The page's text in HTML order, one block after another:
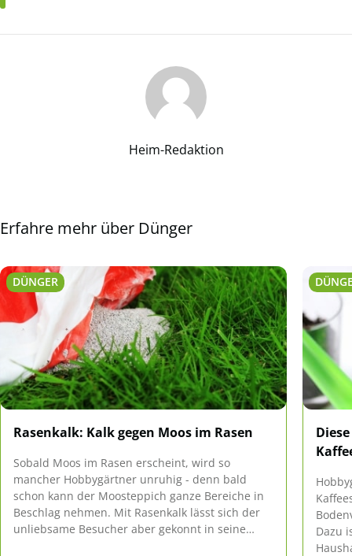
Heim-Redaktion
Erfahre mehr über Dünger
DÜNGER
Rasenkalk: Kalk gegen Moos im Rasen
Sobald Moos im Rasen erscheint, wird so
mancher Hobbygärtner unruhig - denn bald
schon kann der Moosteppich ganze Bereiche in
Beschlag nehmen. Mit Rasenkalk lässt sich der
unliebsame Besucher aber gekonnt in seine
Dazu